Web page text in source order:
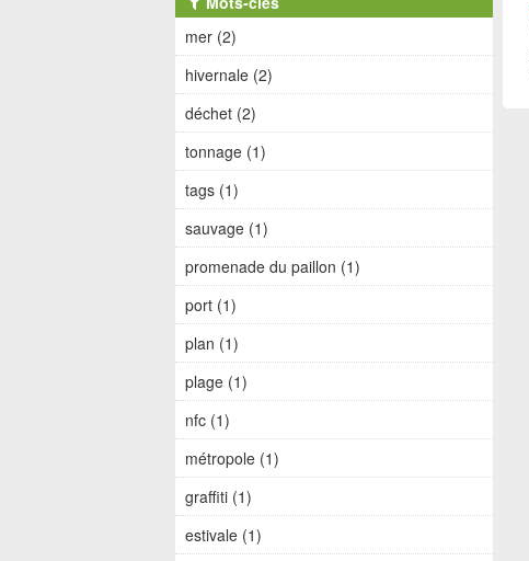
mer (2)
hivernale (2)
déchet (2)
tonnage (1)
tags (1)
sauvage (1)
promenade du paillon (1)
port (1)
plan (1)
plage (1)
nfc (1)
métropole (1)
graffiti (1)
estivale (1)